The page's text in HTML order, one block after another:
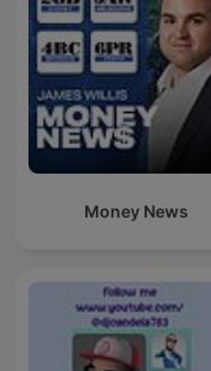
Money News